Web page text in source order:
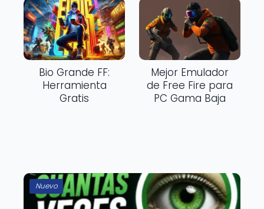
Bio Grande FF:
Herramienta
Gratis
Mejor Emulador
de Free Fire para
PC Gama Baja
Nuevo